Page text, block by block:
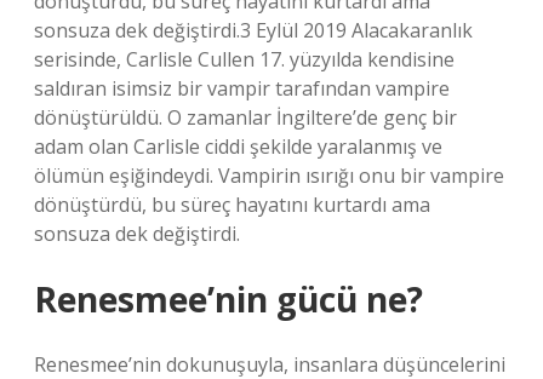
sonsuza dek değiştirdi.3 Eylül 2019 Alacakaranlık
serisinde, Carlisle Cullen 17. yüzyılda kendisine
saldıran isimsiz bir vampir tarafından vampire
dönüştürüldü. O zamanlar İngiltere’de genç bir
adam olan Carlisle ciddi şekilde yaralanmış ve
ölümün eşiğindeydi. Vampirin ısırığı onu bir vampire
dönüştürdü, bu süreç hayatını kurtardı ama
sonsuza dek değiştirdi.
Renesmee’nin gücü ne?
Renesmee’nin dokunuşuyla, insanlara düşüncelerini